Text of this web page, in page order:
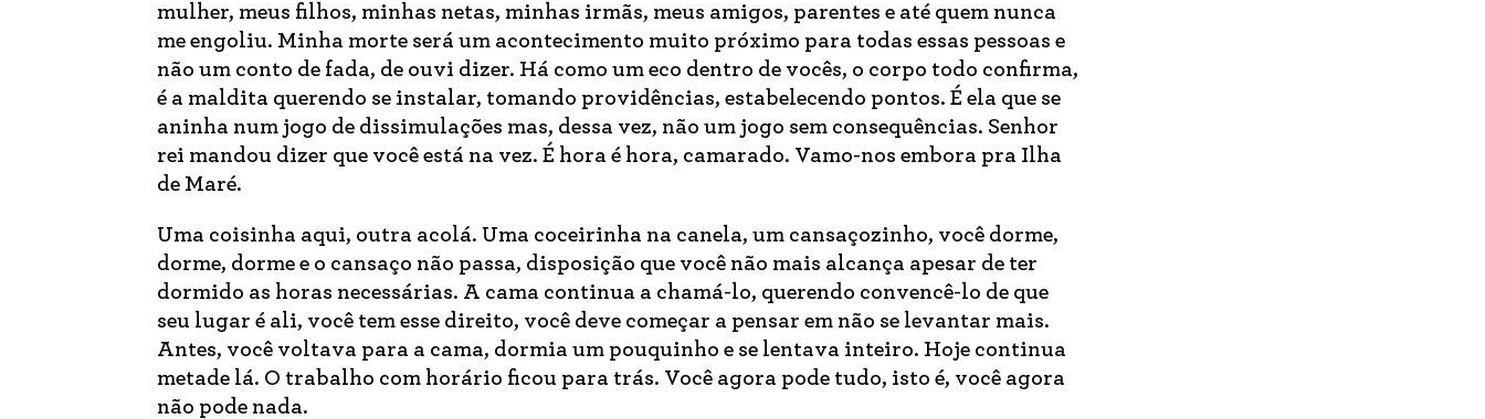
mulher, meus filhos, minhas netas, minhas irmãs, meus amigos, parentes e até quem nunca
me engoliu. Minha morte será um acontecimento muito próximo para todas essas pessoas e
não um conto de fada, de ouvi dizer. Há como um eco dentro de vocês, o corpo todo confirma,
é a maldita querendo se instalar, tomando providências, estabelecendo pontos. É ela que se
aninha num jogo de dissimulações mas, dessa vez, não um jogo sem consequências. Senhor
rei mandou dizer que você está na vez. É hora é hora, camarado. Vamo-nos embora pra Ilha
de Maré.
Uma coisinha aqui, outra acolá. Uma coceirinha na canela, um cansaçozinho, você dorme,
dorme, dorme e o cansaço não passa, disposição que você não mais alcança apesar de ter
dormido as horas necessárias. A cama continua a chamá-lo, querendo convencê-lo de que
seu lugar é ali, você tem esse direito, você deve começar a pensar em não se levantar mais.
Antes, você voltava para a cama, dormia um pouquinho e se lentava inteiro. Hoje continua
metade lá. O trabalho com horário ficou para trás. Você agora pode tudo, isto é, você agora
não pode nada.